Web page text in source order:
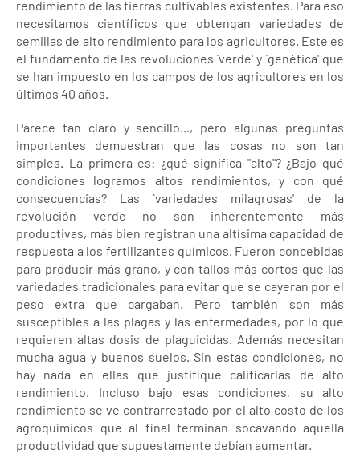
rendimiento de las tierras cultivables existentes. Para eso
necesitamos científicos que obtengan variedades de
semillas de alto rendimiento para los agricultores. Este es
el fundamento de las revoluciones `verde' y `genética' que
se han impuesto en los campos de los agricultores en los
últimos 40 años.
Parece tan claro y sencillo..., pero algunas preguntas
importantes demuestran que las cosas no son tan
simples. La primera es: ¿qué significa "alto"? ¿Bajo qué
condiciones logramos altos rendimientos, y con qué
consecuencias? Las `variedades milagrosas' de la
revolución verde no son inherentemente más
productivas, más bien registran una altísima capacidad de
respuesta a los fertilizantes químicos. Fueron concebidas
para producir más grano, y con tallos más cortos que las
variedades tradicionales para evitar que se cayeran por el
peso extra que cargaban. Pero también son más
susceptibles a las plagas y las enfermedades, por lo que
requieren altas dosis de plaguicidas. Además necesitan
mucha agua y buenos suelos. Sin estas condiciones, no
hay nada en ellas que justifique calificarlas de alto
rendimiento. Incluso bajo esas condiciones, su alto
rendimiento se ve contrarrestado por el alto costo de los
agroquímicos que al final terminan socavando aquella
productividad que supuestamente debían aumentar.